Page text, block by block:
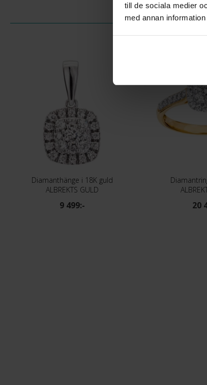
till de sociala medier
med annan
Diamanthänge i 18K guld
ALBREKTS GULD
9 499:- 20